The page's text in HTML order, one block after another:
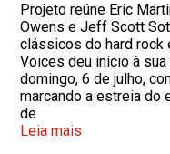
Projeto reúne Eric
Owens e Jeff Scott
clássicos do hard rock
Voices deu início à
domingo, 6 de julho,
marcando a estreia do
de
Leia mais